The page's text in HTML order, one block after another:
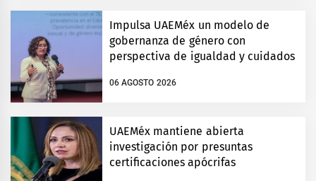
Impulsa UAEMéx un modelo de
gobernanza de género con
perspectiva de igualdad y cuidados
06 AGOSTO 2026
UAEMéx mantiene abierta
investigación por presuntas
certificaciones apócrifas